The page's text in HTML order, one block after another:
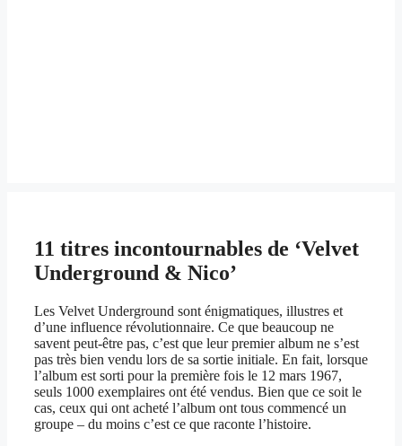
11 titres incontournables de ‘Velvet
Underground & Nico’
Les Velvet Underground sont énigmatiques, illustres et
d’une influence révolutionnaire. Ce que beaucoup ne
savent peut-être pas, c’est que leur premier album ne s’est
pas très bien vendu lors de sa sortie initiale. En fait, lorsque
l’album est sorti pour la première fois le 12 mars 1967,
seuls 1000 exemplaires ont été vendus. Bien que ce soit le
cas, ceux qui ont acheté l’album ont tous commencé un
groupe – du moins c’est ce que raconte l’histoire.